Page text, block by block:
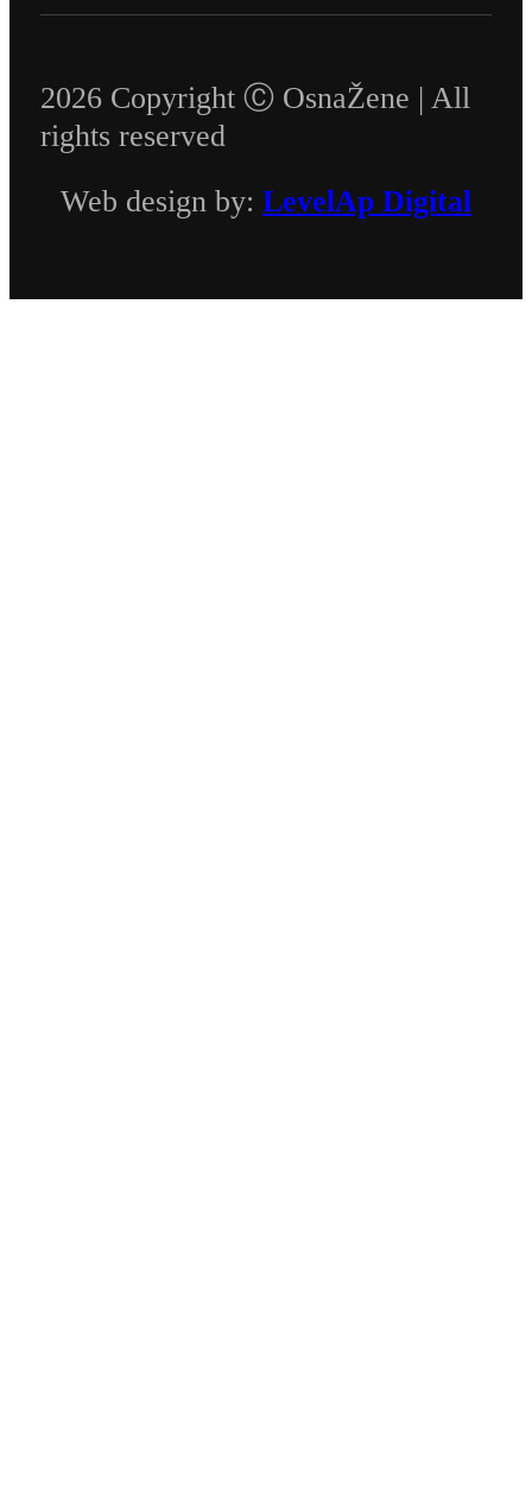
2026 Copyright Ⓒ OsnaŽene | All
rights reserved
Web design by: LevelAp Digital